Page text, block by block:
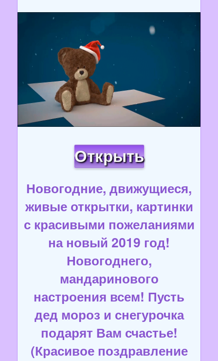
Открыть
Новогодние, движущиеся,
живые открытки, картинки
с красивыми пожеланиями
на новый 2019 год!
Новогоднего,
мандаринового
настроения всем! Пусть
дед мороз и снегурочка
подарят Вам счастье!
(Красивое поздравление